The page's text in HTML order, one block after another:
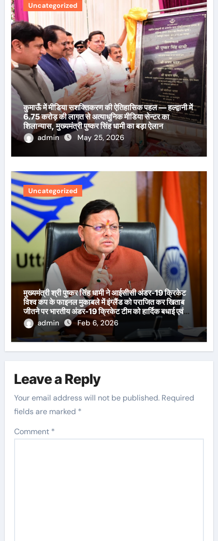
Uncategorized
कुमाऊँ में मीडिया सशक्तिकरण की ऐतिहासिक पहल — हल्द्वानी में
6.75 करोड़ की लागत से अत्याधुनिक मीडिया सेन्टर का
शिलान्यास, मुख्यमंत्री पुष्कर सिंह धामी का बड़ा ऐलान
admin
May 25, 2026
Uncategorized
मुख्यमंत्री श्री पुष्कर सिंह धामी ने आईसीसी अंडर-19 क्रिकेट
विश्व कप के फाइनल मुकाबले में इंग्लैंड को पराजित कर खिताब
जीतने पर भारतीय अंडर-19 क्रिकेट टीम को हार्दिक बधाई एवं
शुभकामनाएँ दी हैं।
admin Feb 6, 2026
Leave a Reply
Your email address will not be published. Required
fields are marked *
Comment *